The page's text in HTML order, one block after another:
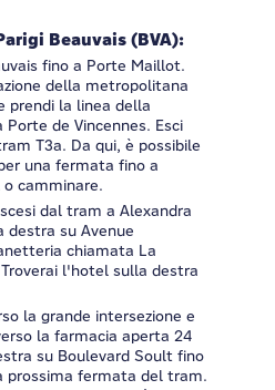
Beauvais (BVA):
fino a Porte Maillot.
della metropolitana
prendi la linea della
de Vincennes. Esci
T3a. Da qui, è possibile
una fermata fino a
camminare.
dal tram a Alexandra
destra su Avenue
chiamata La
l'hotel sulla destra
la grande intersezione e
la farmacia aperta 24
su Boulevard Soult fino
prossima fermata del tram.